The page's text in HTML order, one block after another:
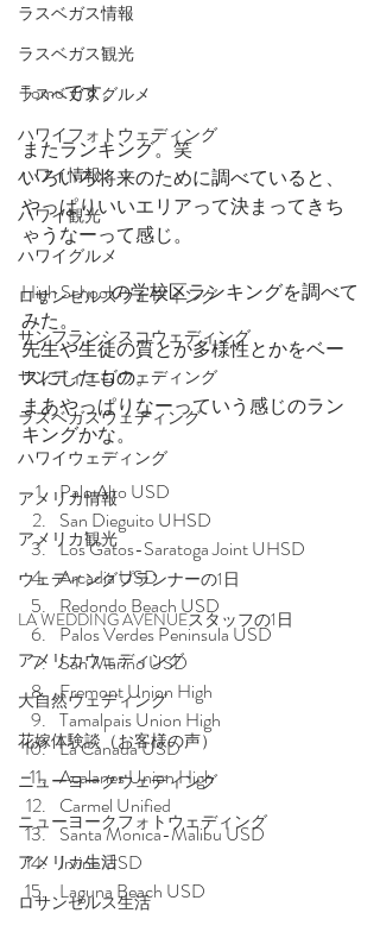
ラスベガス情報
ラスベガス観光
ラスベガスグルメ
ハワイフォトウェディング
ハワイ情報
ハワイ観光
ハワイグルメ
ロサンゼルスウェディング
サンフランシスコウェディング
サンディエゴウェディング
ラスベガスウェディング
ハワイウェディング
アメリカ情報
アメリカ観光
ウェディングプランナーの1日
LA WEDDING AVENUEスタッフの1日
アメリカウェディング
大自然ウェディング
花嫁体験談（お客様の声）
ニューヨークウェディング
ニューヨークフォトウェディング
アメリカ生活
ロサンゼルス生活
Tomoです。
またランキング。笑
いろいろ将来のために調べていると、
やっぱりいいエリアって決まってきち
ゃうなーって感じ。
High Schoolの学校区ランキングを調べて
みた。
先生や生徒の質とか多様性とかをベー
スにしたもの。
まあやっぱりなーっていう感じのラン
キングかな。
Palo Alto USD
San Dieguito UHSD
Los Gatos-Saratoga Joint UHSD
Arcadia USD
Redondo Beach USD
Palos Verdes Peninsula USD
San Marino USD
Fremont Union High
Tamalpais Union High
La Canada USD
Acalanes Union High
Carmel Unified
Santa Monica-Malibu USD
Irvine USD
Laguna Beach USD